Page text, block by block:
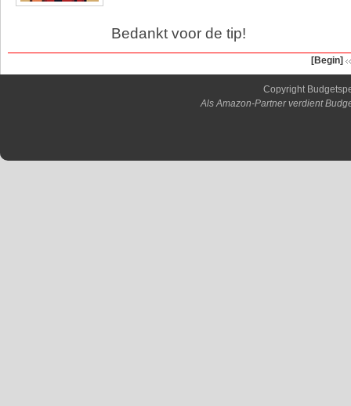
Bedankt voor de tip!
[Begin]
Copyright
Als Amazon-Partner verdient